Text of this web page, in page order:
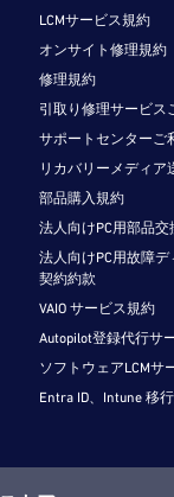
LCMサービス規約
オンサイト修理規約
修理規約
引取り修理サービス
サポートセンターご
リカバリーメディア
部品購入規約
法人向けPC用部品交
法人向けPC用故障
契約約款
VAIO サービス規約
Autopilot登録代行サ
ソフトウェアLCMサ
Entra ID、Intune 移